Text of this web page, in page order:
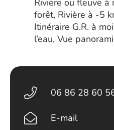
Rivière ou fleuve à
forêt, Rivière à -5
Itinéraire G.R. à
l’eau, Vue
06 86 28 60
E-mail